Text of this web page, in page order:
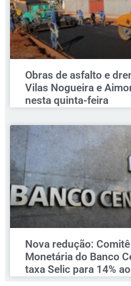
Obras de asfalto e
Vilas Nogueira e
nesta quinta-feira
Nova redução:
Monetária do Banco
taxa Selic para 14%